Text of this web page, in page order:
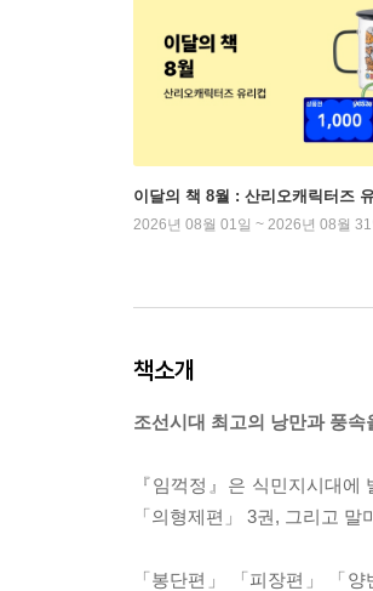
이달의 책 8월 : 산리오캐릭터즈
2026년 08월 01일 ~ 2026년 08월 31
책소개
조선시대 최고의 낭만과 풍속
『임꺽정』은 식민지시대
「의형제편」 3권, 그리고
「봉단편」 「피장편」 「